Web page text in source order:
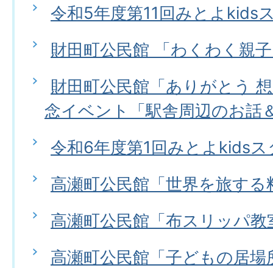
令和5年度第11回みとよkids
財田町公民館 「わくわく親
財田町公民館「ありがとう
念イベント「駅舎周辺のお話
令和6年度第1回みとよkidsス
高瀬町公民館「世界を旅する
高瀬町公民館「布スリッパ教
高瀬町公民館「子どもの居